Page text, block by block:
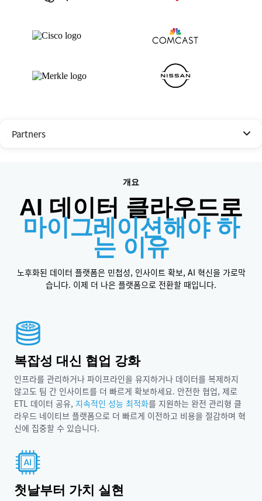
Partners
개요
AI 데이터 클라우드로
마이그레이션해야 하
는 이유
노후화된 데이터 플랫폼은 민첩성, 인사이트 확보, AI 혁신을 가로막
습니다. 이제 더 나은 플랫폼으로 전환할 때입니다.
복잡성 대신 협업 강화
인프라를 관리하거나 파이프라인을 유지하거나 데이터를 복제하지
않고도 팀 간 인사이트를 더 빠르게 확보하세요. 안전한 협업, 제로
ETL 데이터 공유, 지속적인 성능 최적화를 지원하는 완전 관리형 클
라우드 네이티브 플랫폼으로 더 빠르게 이전하고 비용을 절감하며 혁
신에 집중할 수 있습니다.
첫날부터 가치 실현